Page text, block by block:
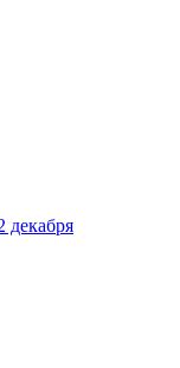
декабря